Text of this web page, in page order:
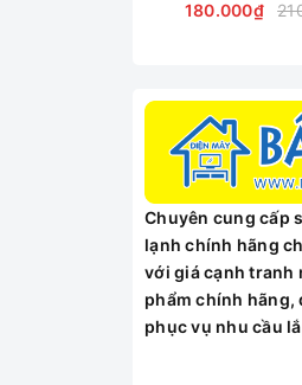
180.000₫
Chuyên cung cấp
lạnh chính hãng
với giá cạnh tranh
phẩm chính hãng,
phục vụ nhu cầu